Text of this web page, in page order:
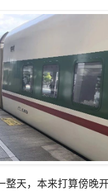
整天，本来打算傍晚